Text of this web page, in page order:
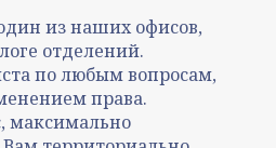
из наших офисов,
отделений.
по любым вопросам,
права.
максимально